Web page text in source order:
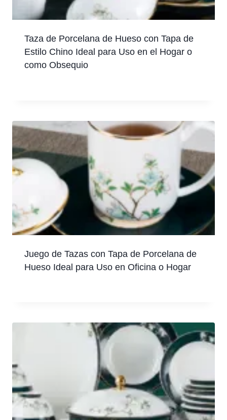
Taza de Porcelana de Hueso con Tapa de
Estilo Chino Ideal para Uso en el Hogar o
como Obsequio
Juego de Tazas con Tapa de Porcelana de
Hueso Ideal para Uso en Oficina o Hogar